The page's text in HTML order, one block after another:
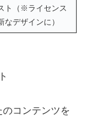
ト（※ライセンス
なデザインに）
コンテンツを